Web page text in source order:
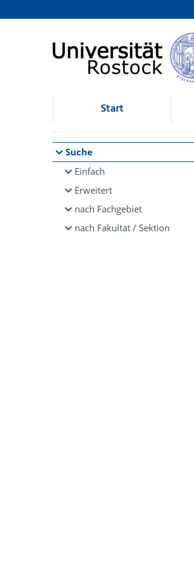
Browsen
direkt zum Inhalt
Start
Suche
Einfach
Erweitert
nach Fachgebiet
nach Fakultät / Sektion